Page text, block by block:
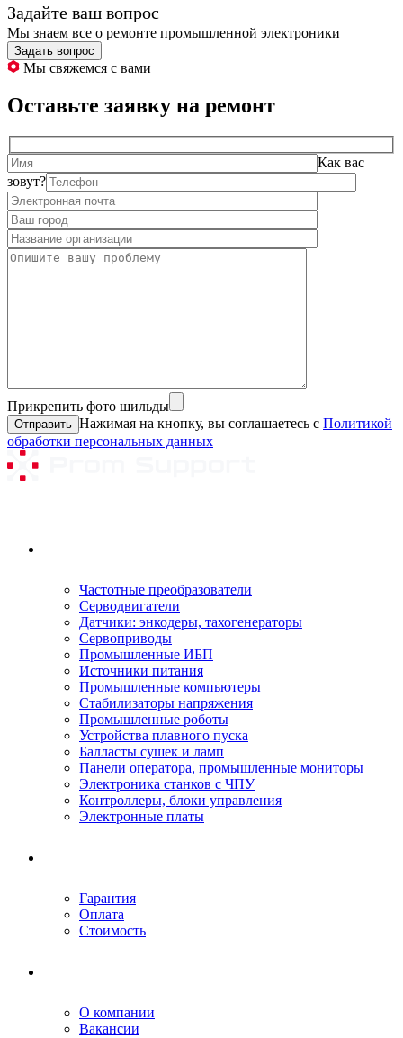
Задайте ваш вопрос
Мы знаем все о ремонте промышленной электроники
Задать вопрос
Мы свяжемся с вами
Оставьте заявку на ремонт
Как вас
зовут?
Прикрепить фото шильды
Нажимая на кнопку, вы соглашаетесь с Политикой
обработки персональных данных
Частотные преобразователи
Серводвигатели
Датчики: энкодеры, тахогенераторы
Сервоприводы
Промышленные ИБП
Источники питания
Промышленные компьютеры
Стабилизаторы напряжения
Промышленные роботы
Устройства плавного пуска
Балласты сушек и ламп
Панели оператора, промышленные мониторы
Электроника станков с ЧПУ
Контроллеры, блоки управления
Электронные платы
Гарантия
Оплата
Стоимость
О компании
Вакансии